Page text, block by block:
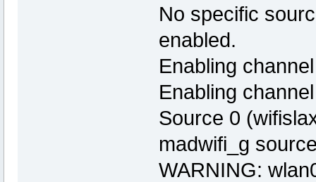
No specific
enabled.
Enabling
Enabling
Source 0
madwifi_g
WARNING: